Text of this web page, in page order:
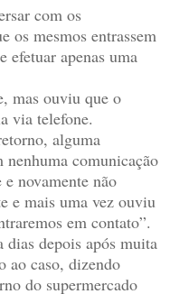
com os
os mesmos entrassem
efetuar apenas uma
mas ouviu que o
via telefone.
alguma
nenhuma comunicação
novamente não
e mais uma vez ouviu
em contato”.
depois após muita
ao caso, dizendo
do supermercado